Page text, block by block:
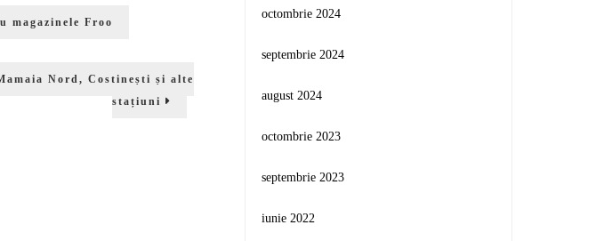
magazinele Froo
Nord, Costinești și alte
stațiuni
octombrie 2024
septembrie 2024
august 2024
octombrie 2023
septembrie 2023
iunie 2022